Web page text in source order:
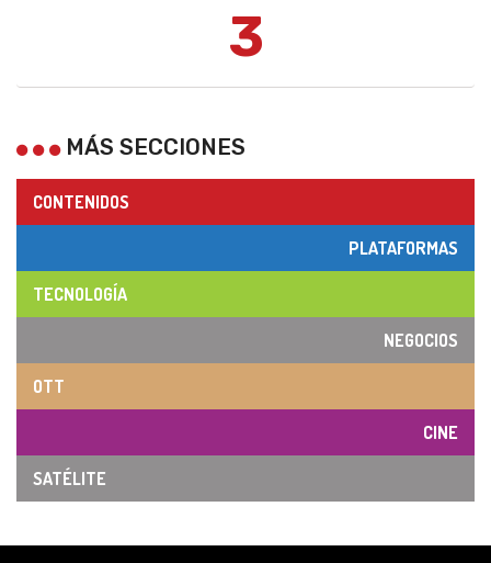
3
MÁS SECCIONES
CONTENIDOS
PLATAFORMAS
TECNOLOGÍA
NEGOCIOS
OTT
CINE
SATÉLITE